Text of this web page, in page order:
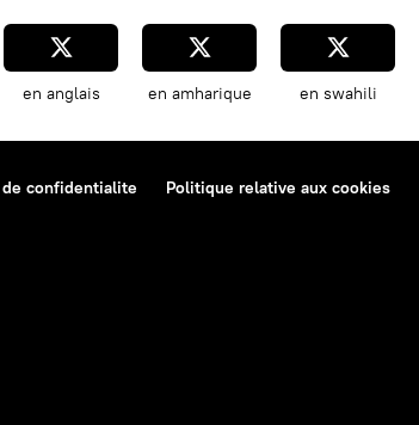
en anglais en amharique en swahili
confidentialite Politique relative aux cookies